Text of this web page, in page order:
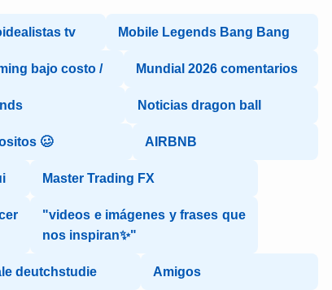
tv Mobile Legends Bang Bang
bajo costo / Mundial 2026 comentarios
Noticias dragon ball
🥴 AIRBNB
Master Trading FX
"videos e imágenes y frases que
nos inspiran✨"
deutchstudie Amigos